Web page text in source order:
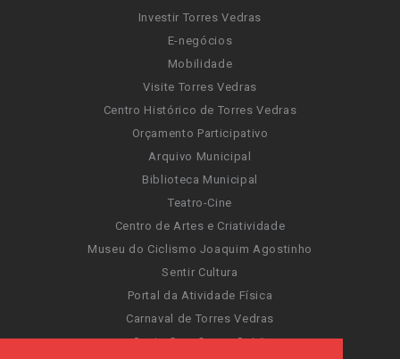
Investir Torres Vedras
E-negócios
Mobilidade
Visite Torres Vedras
Centro Histórico de Torres Vedras
Orçamento Participativo
Arquivo Municipal
Biblioteca Municipal
Teatro-Cine
Centro de Artes e Criatividade
Museu do Ciclismo Joaquim Agostinho
Sentir Cultura
Portal da Atividade Física
Carnaval de Torres Vedras
Santa Cruz Ocean Spirit